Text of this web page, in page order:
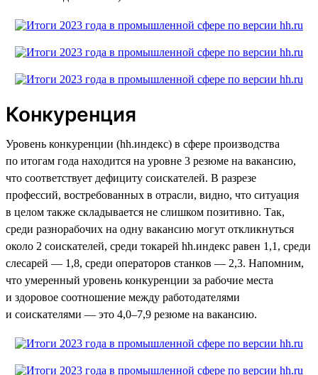
Конкуренция
Уровень конкуренции (hh.индекс) в сфере производства
по итогам года находится на уровне 3 резюме на вакансию,
что соответствует дефициту соискателей. В разрезе
профессий, востребованных в отрасли, видно, что ситуация
в целом также складывается не слишком позитивно. Так,
среди разнорабочих на одну вакансию могут откликнуться
около 2 соискателей, среди токарей hh.индекс равен 1,1, среди
слесарей — 1,8, среди операторов станков — 2,3. Напомним,
что умеренный уровень конкуренции за рабочие места
и здоровое соотношение между работодателями
и соискателями — это 4,0–7,9 резюме на вакансию.